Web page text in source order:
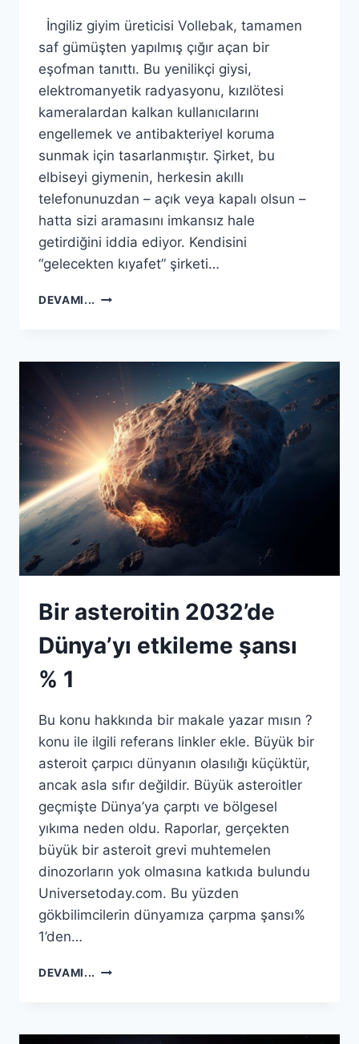
İngiliz giyim üreticisi Vollebak, tamamen
saf gümüşten yapılmış çığır açan bir
eşofman tanıttı. Bu yenilikçi giysi,
elektromanyetik radyasyonu, kızılötesi
kameralardan kalkan kullanıcılarını
engellemek ve antibakteriyel koruma
sunmak için tasarlanmıştır. Şirket, bu
elbiseyi giymenin, herkesin akıllı
telefonunuzdan – açık veya kapalı olsun –
hatta sizi aramasını imkansız hale
getirdiğini iddia ediyor. Kendisini
“gelecekten kıyafet” şirketi…
DEVAMI... GÜMÜŞ
IÇIN
RADYO
DALGALARINI
ENGELLER
Bir asteroitin 2032’de
Dünya’yı etkileme şansı
% 1
Bu konu hakkında bir makale yazar mısın ?
konu ile ilgili referans linkler ekle. Büyük bir
asteroit çarpıcı dünyanın olasılığı küçüktür,
ancak asla sıfır değildir. Büyük asteroitler
geçmişte Dünya’ya çarptı ve bölgesel
yıkıma neden oldu. Raporlar, gerçekten
büyük bir asteroit grevi muhtemelen
dinozorların yok olmasına katkıda bulundu
Universetoday.com. Bu yüzden
gökbilimcilerin dünyamıza çarpma şansı%
1’den…
DEVAMI... BIR
ETKILEME